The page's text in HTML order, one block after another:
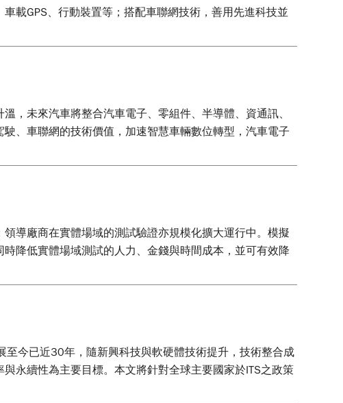
載GPS、行動裝置等；搭配車聯網技術，善用先進科技並
，未來汽車將整合汽車電子、零組件、半導體、資通訊、
、車聯網的技術價值，加速智慧車輛數位轉型，汽車電子
導廠商在實體場域的測試驗證亦規模化擴大運行中。模擬
降低實體場域測試的人力、金錢與時間成本，並可有效降
今已近30年，隨新興科技與軟硬體技術提升，技術整合成
永續性為主要目標。本文將針對全球主要國家於ITS之政策